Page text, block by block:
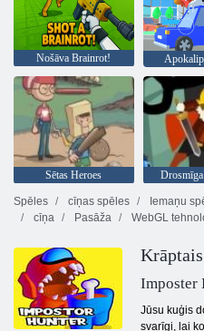
Nošāva Brainrot!
Sētas Heroes
Spēles
cīņas spēles Iemaņu
cīņa
Pasāža WebGL
Imposter
Jūsu kuģis
svarīgi, lai